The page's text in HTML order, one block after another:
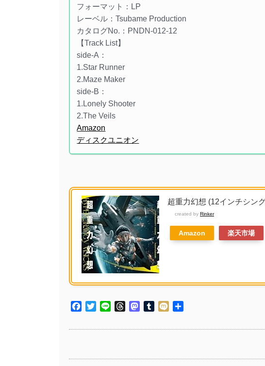
フォーマット：LP
レーベル：Tsubame Production
カタログNo.：PNDN-012-12
【Track List】
side-A：
1.Star Runner
2.Maze Maker
side-B：
1.Lonely Shooter
2.The Veils
Amazon
ディスクユニオン
超重力幻想 (12インチシン
created by Rinker
Amazon 楽天市場
Facebook
TwitterLine ThreadsMastodon
TumblrMixi